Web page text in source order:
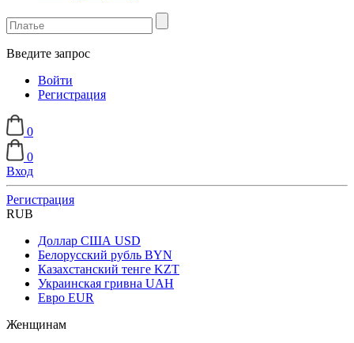
Введите запрос
Войти
Регистрация
0
0
Вход
Регистрация
RUB
Доллар США USD
Белорусский рубль BYN
Казахстанский тенге KZT
Украинская гривна UAH
Евро EUR
Женщинам